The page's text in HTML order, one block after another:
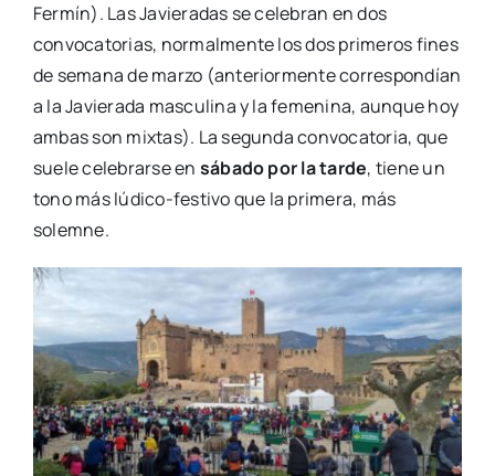
Fermín). Las Javieradas se celebran en dos
convocatorias, normalmente los dos primeros fines
de semana de marzo (anteriormente correspondían
a la Javierada masculina y la femenina, aunque hoy
ambas son mixtas). La segunda convocatoria, que
suele celebrarse en sábado por la tarde, tiene un
tono más lúdico-festivo que la primera, más
solemne.